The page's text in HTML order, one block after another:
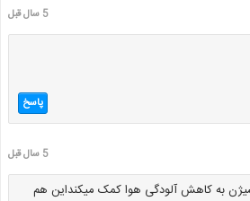
5 سال قبل
پاسخ
5 سال قبل
به کاهش آلودگی هوا کمک میکنداین هم